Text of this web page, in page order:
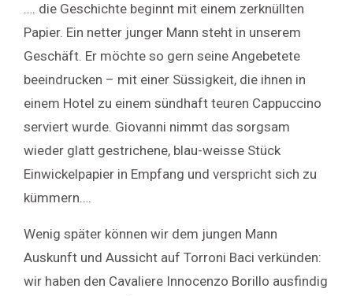
…. die Geschichte beginnt mit einem zerknüllten
Papier. Ein netter junger Mann steht in unserem
Geschäft. Er möchte so gern seine Angebetete
beeindrucken – mit einer Süssigkeit, die ihnen in
einem Hotel zu einem sündhaft teuren Cappuccino
serviert wurde. Giovanni nimmt das sorgsam
wieder glatt gestrichene, blau-weisse Stück
Einwickelpapier in Empfang und verspricht sich zu
kümmern….
Wenig später können wir dem jungen Mann
Auskunft und Aussicht auf Torroni Baci verkünden:
wir haben den Cavaliere Innocenzo Borillo ausfindig